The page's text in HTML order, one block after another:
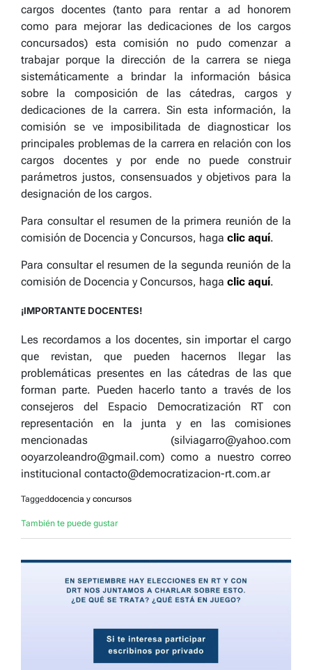
cargos docentes (tanto para rentar a ad honorem
como para mejorar las dedicaciones de los cargos
concursados) esta comisión no pudo comenzar a
trabajar porque la dirección de la carrera se niega
sistemáticamente a brindar la información básica
sobre la composición de las cátedras, cargos y
dedicaciones de la carrera. Sin esta información, la
comisión se ve imposibilitada de diagnosticar los
principales problemas de la carrera en relación con los
cargos docentes y por ende no puede construir
parámetros justos, consensuados y objetivos para la
designación de los cargos.
Para consultar el resumen de la primera reunión de la
comisión de Docencia y Concursos, haga clic aquí.
Para consultar el resumen de la segunda reunión de la
comisión de Docencia y Concursos, haga clic aquí.
¡IMPORTANTE DOCENTES!
Les recordamos a los docentes, sin importar el cargo
que revistan, que pueden hacernos llegar las
problemáticas presentes en las cátedras de las que
forman parte. Pueden hacerlo tanto a través de los
consejeros del Espacio Democratización RT con
representación en la junta y en las comisiones
mencionadas (silviagarro@yahoo.com
ooyarzoleandro@gmail.com) como a nuestro correo
institucional contacto@democratizacion-rt.com.ar
Taggeddocencia y concursos
También te puede gustar